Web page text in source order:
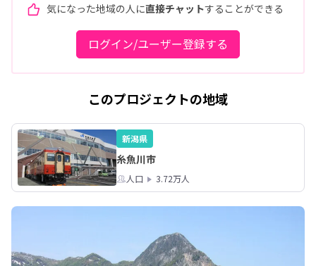
気になった地域の人に直接チャットすることができる
ログイン/ユーザー登録する
このプロジェクトの地域
新潟県
糸魚川市
人口 3.72万人